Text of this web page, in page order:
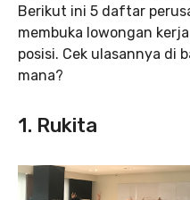
Berikut ini 5 daftar
membuka lowongan
posisi. Cek ulasannya di
mana?
1. Rukita